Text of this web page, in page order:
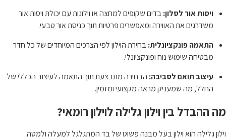
ויסות אור לסלון:בדים שקופים למחצה או וילונות עם יכולת ויסות אור
משדרגים את האווירה ומאפשרים פרטיות תוך כניסת אור טבעי.
התאמה פונקציונלית:בחירת הוילון לפי הצרכים המיוחדים של כל חדר
מבטיחה שימוש נוח ופונקציונלי.
עיצוב תואם לסביבה: הבחירה מתבצעת תוך התאמה לעיצוב הכללי של
החלל, מה שמעניק מראה מקצועי ומזמין.
מה ההבדל בין וילון גלילה לוילון רומאי?
וילון גלילה הוא וילון בעל מבנה פשוט של בד המתגלגל למעלה ולמטה